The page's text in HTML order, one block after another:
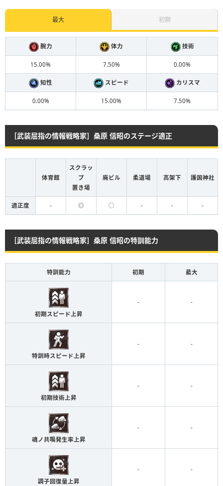
最大 初期
腕力 体力 技術
15.00% 7.50% 0.00%
知性 スピード カリスマ
0.00% 15.00% 7.50%
［武装屈指の情報戦略家］桑原 信昭のステージ適正
体育館
スクラッ
プ
置き場
廃ビル 柔道場 高架下 護国神社
適正度 - ◎ ◯ - - -
［武装屈指の情報戦略家］桑原 信昭の特訓能力
特訓能力 初期 最大
初期スピード上昇
- -
特訓時スピード上昇
- -
初期技術上昇
- -
魂ノ共鳴発生率上昇
- -
調子回復量上昇
- -